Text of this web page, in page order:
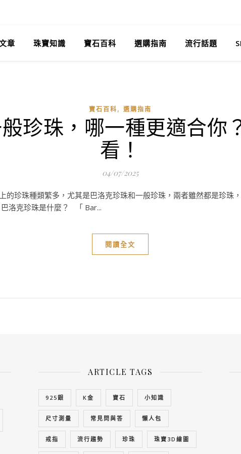
章 珠寶知識 寶石百科 選購指南 流行話題
寶石百科, 選購指南
珍珠，哪一種更適合你
看！
04/07/2025
的珍珠種類繁多，尤其是巴洛克珍珠和一般珍珠，兩者雖然都是珍珠
洛克珍珠是什麼？ 「 Bar...
閱讀全文
ARTICLE TAGS
925銀 K金 寶石 小知識
尺寸測量 常見問與答 懶人包
戒指 流行趨勢 珍珠 珠寶3D繪圖